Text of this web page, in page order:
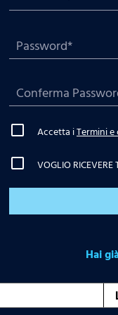
Accetta iTermini
VOGLIO
Hai